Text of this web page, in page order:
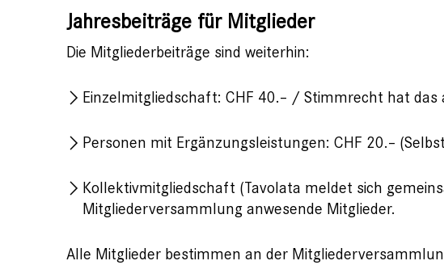
Jahresbeiträge für Mitglieder
Die Mitgliederbeiträge sind weiterhin:
Einzelmitgliedschaft: CHF 40.– / Stimmrecht hat
Personen mit Ergänzungsleistungen: CHF 20.–
Kollektivmitgliedschaft (Tavolata meldet sich
Mitgliederversammlung anwesende Mitglieder.
Alle Mitglieder bestimmen an der